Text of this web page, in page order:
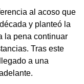
al acoso que
y planteó la
la pena continuar
Tras este
a una